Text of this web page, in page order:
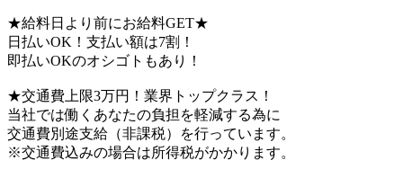
★給料日より前にお給料GET★
日払いOK！支払い額は7割！
即払いOKのオシゴトもあり！
★交通費上限3万円！業界トップクラス！
当社では働くあなたの負担を軽減する為に
交通費別途支給（非課税）を行っています。
※交通費込みの場合は所得税がかかります。